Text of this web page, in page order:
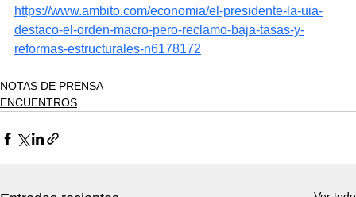
https://www.ambito.com/economia/el-presidente-la-uia-
destaco-el-orden-macro-pero-reclamo-baja-tasas-y-
reformas-estructurales-n6178172
NOTAS DE PRENSA
ENCUENTROS